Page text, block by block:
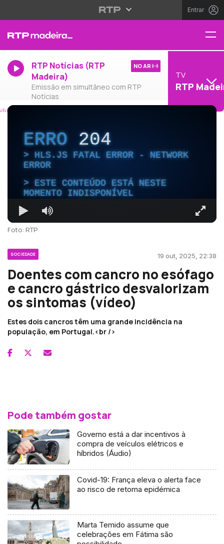
Entrar
RTP Notícias (RTP
Madeira)
Emissão em simultâneo com RTP
Notícias
NO AR
TV
RTP
ERRO204
HLS.JS FATAL ERROR - NETWORK
ERROR
ESTE CONTEÚDO ESTÁ NESTE
MOMENTO INDISPONÍVEL
Foto: RTP
SOCIEDADE 19 out, 2025, 22:38
Doentes com cancro no esófago
e cancro gástrico desvalorizam
os sintomas (vídeo)
Estes dois cancros têm uma grande incidência na
população, em Portugal.<br />
Pode também gostar
Governo está a dar incentivos à
compra de veículos elétricos e
híbridos (Áudio)
Covid-19: França eleva o alerta face
ao risco de retoma epidémica
Marta Temido assume que
celebrações em Fátima são